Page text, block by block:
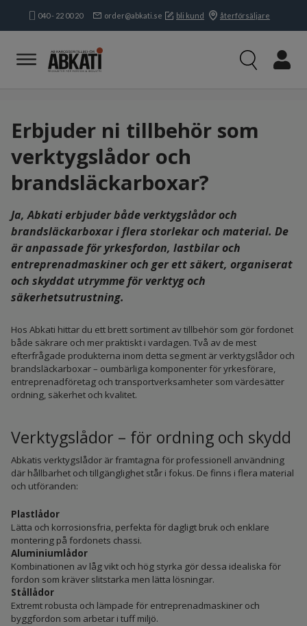
040 - 22 00 20 order@abkati.se bli kund återförsäljare
Produkter
Kampanjer
Kundservice & Kontakt
Om oss
Öppettider:
Mån-tors:8.15-16.30Fre: 8.15-
16.00
Erbjuder ni tillbehör som
verktygslådor och
brandsläckarboxar?
Ja, Abkati erbjuder både verktygslådor och
brandsläckarboxar i flera storlekar och material. De
är anpassade för yrkesfordon, lastbilar och
entreprenadmaskiner och ger ett säkert, organiserat
och skyddat utrymme för verktyg och
säkerhetsutrustning.
Hos Abkati hittar du ett brett sortiment av tillbehör som gör fordonet
både säkrare och mer praktiskt i vardagen. Två av de mest
efterfrågade produkterna inom detta segment är verktygslådor och
brandsläckarboxar – oumbärliga komponenter för yrkesförare,
entreprenadföretag och transportverksamheter som värdesätter
ordning, säkerhet och kvalitet.
Verktygslådor – för ordning och skydd
Abkatis verktygslådor är framtagna för professionell användning
där hållbarhet och tillgänglighet står i fokus. De finns i flera material
och utföranden:
Plastlådor
Lätta och korrosionsfria, perfekta för dagligt bruk och enklare
montering på fordonets chassi.
Aluminiumlådor
Kombinationen av låg vikt och hög styrka gör dessa idealiska för
fordon som kräver slitstarka men lätta lösningar.
Stållådor
Extremt robusta och lämpade för entreprenadmaskiner och
byggfordon som arbetar i tuff miljö.